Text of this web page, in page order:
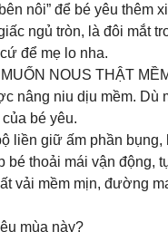
nôi” để bé yêu thêm
ngủ tròn, là đôi mắt
để mẹ lo nha.
NOUS THẬT
nâng niu dịu mềm.
bé yêu.
liền giữ ấm phần
bé thoải mái vận động,
vải mềm mịn, đường
mùa này?